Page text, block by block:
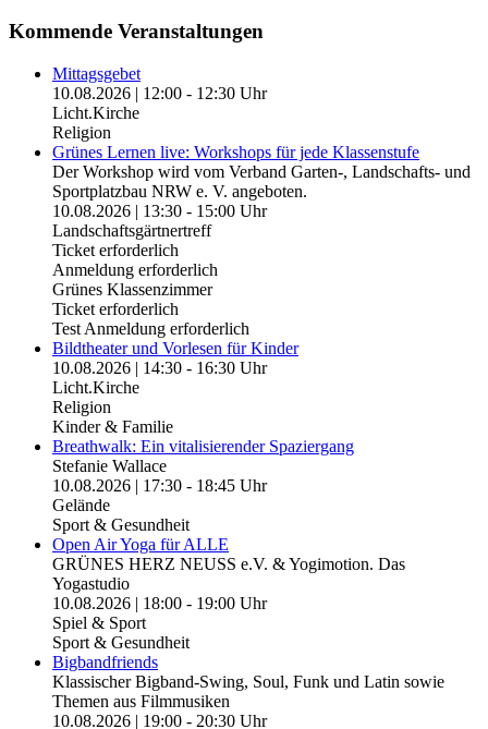
Kommende Veranstaltungen
Mittagsgebet
10.08.2026 | 12:00 - 12:30 Uhr
Licht.Kirche
Religion
Grünes Lernen live: Workshops für jede Klassenstufe
Der Workshop wird vom Verband Garten-, Landschafts- und
Sportplatzbau NRW e. V. angeboten.
10.08.2026 | 13:30 - 15:00 Uhr
Landschaftsgärtnertreff
Ticket erforderlich
Anmeldung erforderlich
Grünes Klassenzimmer
Ticket erforderlich
Test Anmeldung erforderlich
Bildtheater und Vorlesen für Kinder
10.08.2026 | 14:30 - 16:30 Uhr
Licht.Kirche
Religion
Kinder & Familie
Breathwalk: Ein vitalisierender Spaziergang
Stefanie Wallace
10.08.2026 | 17:30 - 18:45 Uhr
Gelände
Sport & Gesundheit
Open Air Yoga für ALLE
GRÜNES HERZ NEUSS e.V. & Yogimotion. Das
Yogastudio
10.08.2026 | 18:00 - 19:00 Uhr
Spiel & Sport
Sport & Gesundheit
Bigbandfriends
Klassischer Bigband-Swing, Soul, Funk und Latin sowie
Themen aus Filmmusiken
10.08.2026 | 19:00 - 20:30 Uhr